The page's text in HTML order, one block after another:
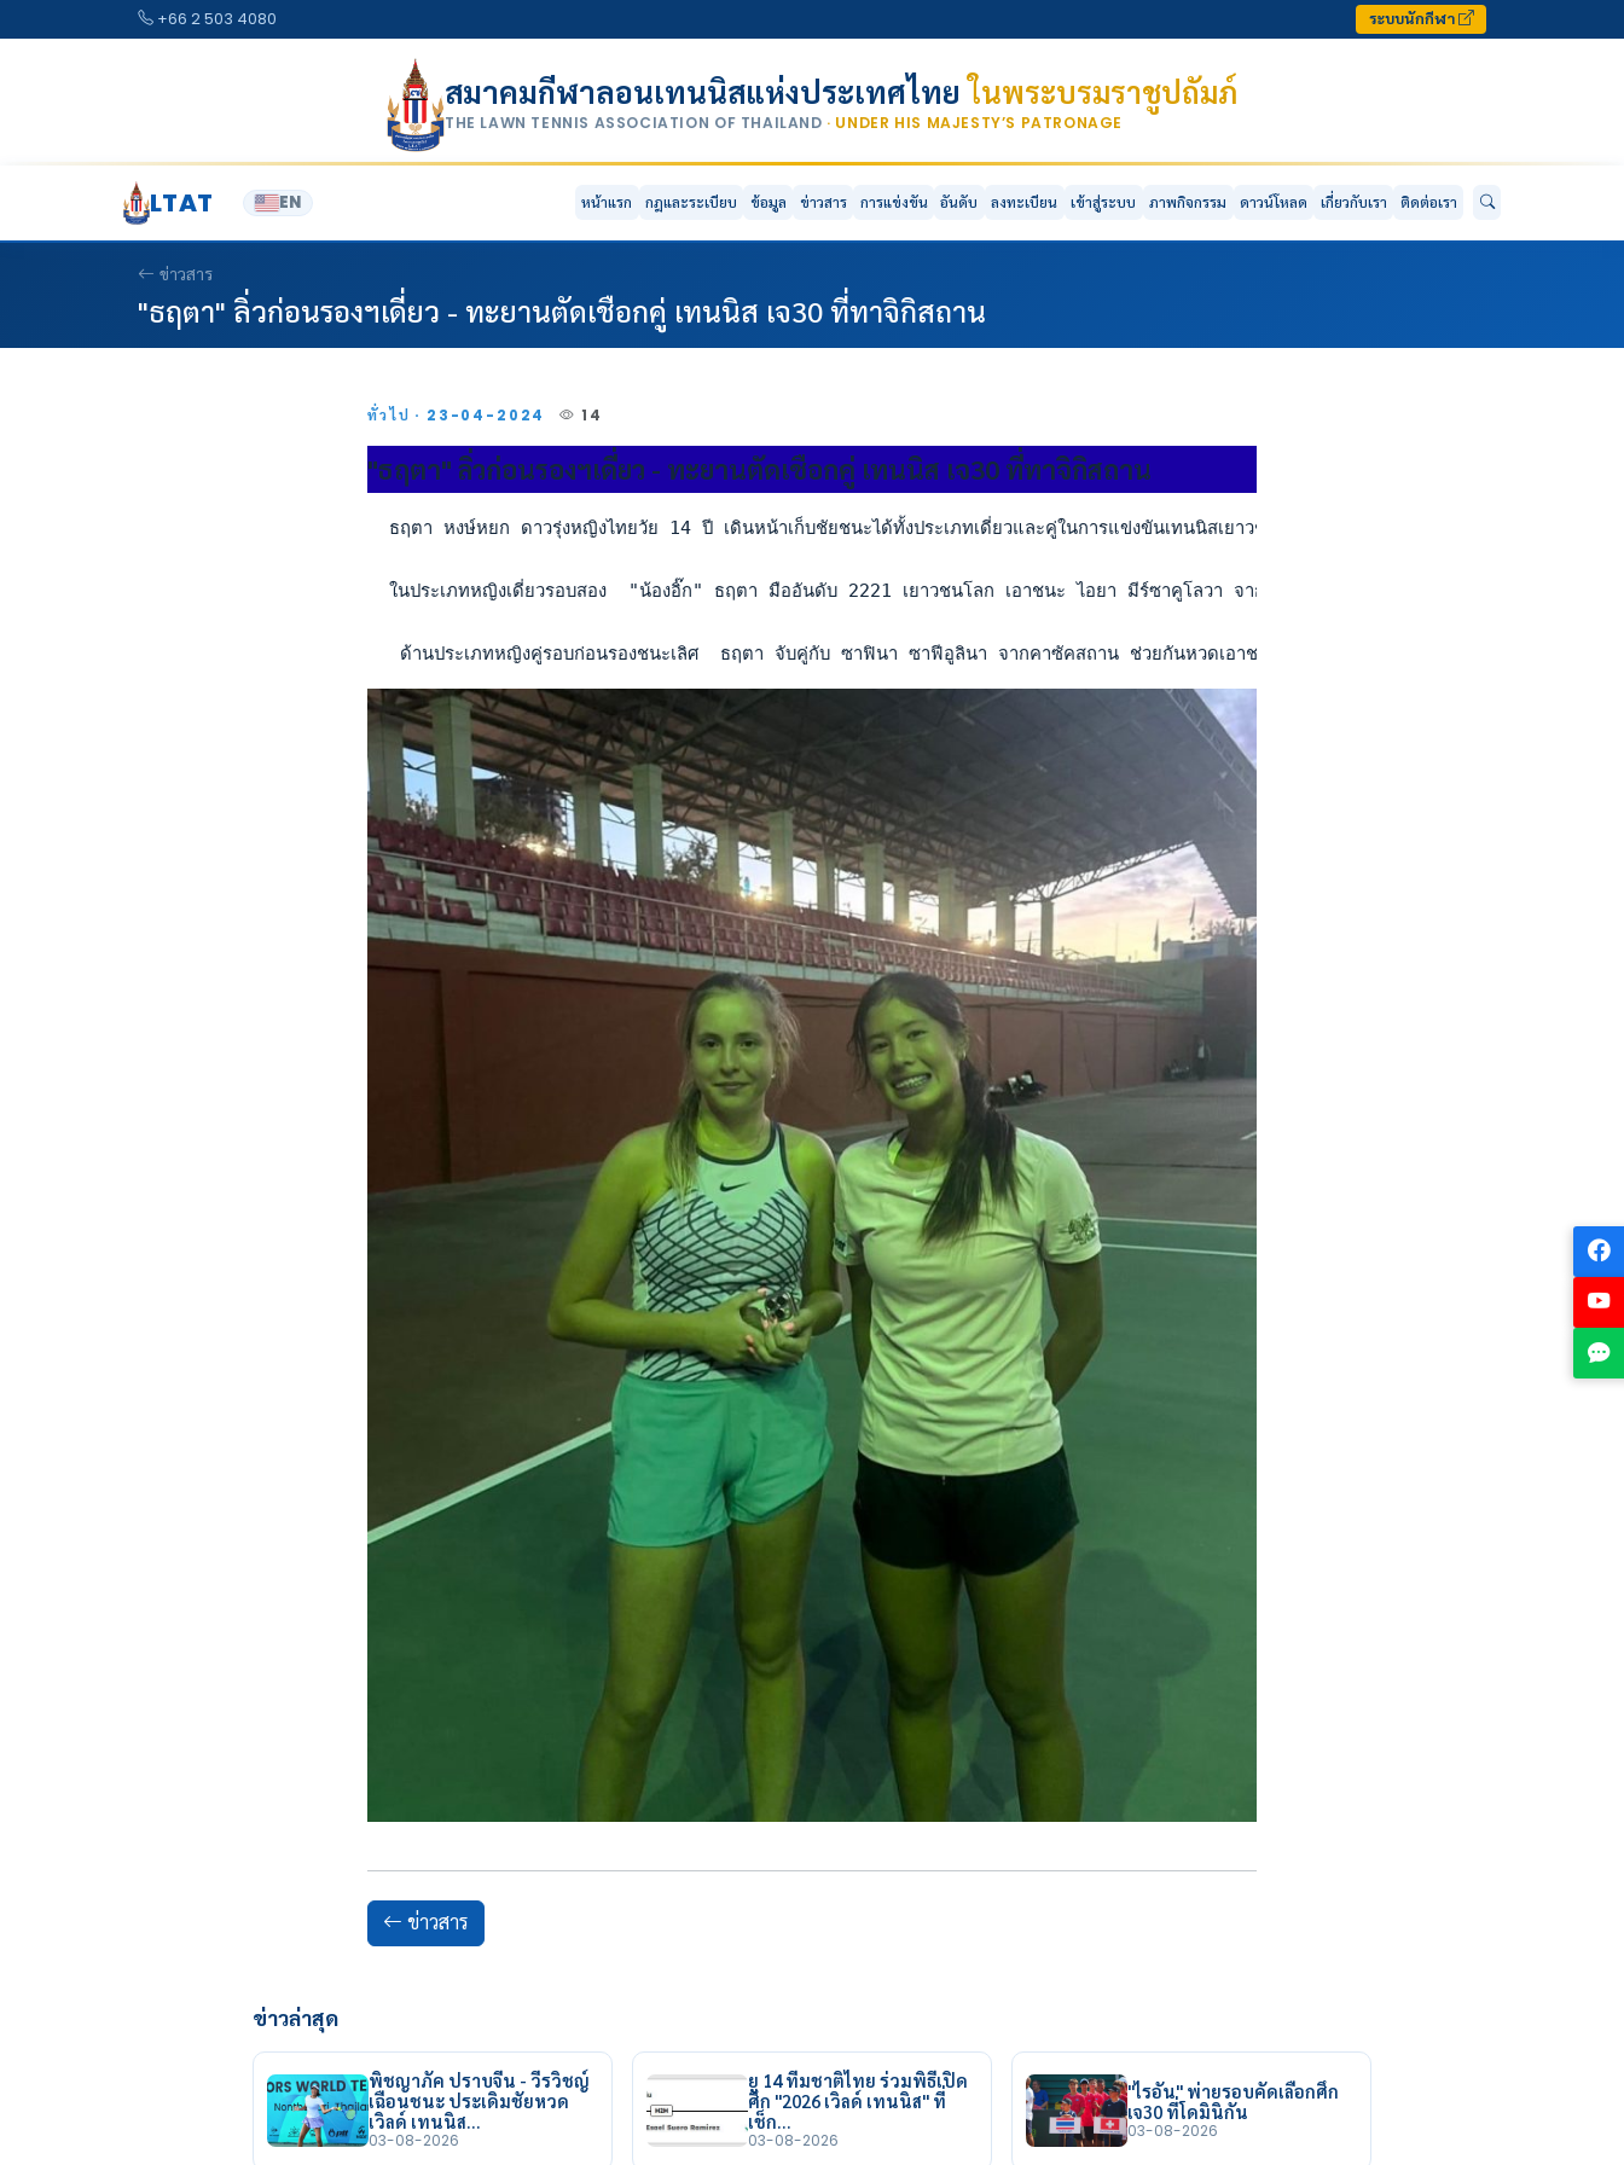
+66 2 503 4080 ระบบนักกีฬา
สมาคมกีฬาลอนเทนนิสแห่งประเทศไทยในพระบรมราชูปถัมภ์
THE LAWN TENNIS ASSOCIATION OF THAILAND · UNDER HIS MAJESTY’S PATRONAGE
LTAT EN หน้าแรก กฎและระเบียบ ข้อมูล ข่าวสาร การแข่งขัน อันดับ ลงทะเบียน เข้าสู่ระบบ ภาพกิจกรรม ดาวน์โหลด เกี่ยวกับเรา ติดต่อเรา
ข่าวสาร
"ธฤตา" ลิ่วก่อนรองฯเดี่ยว - ทะยานตัดเชือกคู่ เทนนิส เจ30 ที่ทาจิกิสถาน
ทั่วไป · 23-04-2024 14
"ธฤตา" ลิ่วก่อนรองฯเดี่ยว - ทะยานตัดเชือกคู่ เทนนิส เจ30 ที่ทาจิกิสถาน
ธฤตา หงษ์หยก ดาวรุ่งหญิงไทยวัย 14 ปี เดินหน้าเก็บชัยชนะได้ทั้งประเภทเดี่ยวและคู่ในการแข่งขันเทนนิสเยาวชน ไอทีเอฟ เวิลด์ เทนนิส จูเนียร์ ระดับ เ
ในประเภทหญิงเดี่ยวรอบสอง  "น้องอิ๊ก" ธฤตา มืออันดับ 2221 เยาวชนโลก เอาชนะ ไอยา มีร์ซาคูโลวา จากคาซัคสถาน มือวางอันดับ 2 ของรายการ
ด้านประเภทหญิงคู่รอบก่อนรองชนะเลิศ  ธฤตา จับคู่กับ ซาฟินา ซาฟีอูลินา จากคาซัคสถาน ช่วยกันหวดเอาชนะ อเดลา โบริโซวา และ วิตาลิน่า ตูทูลิน่
ข่าวสาร
ข่าวล่าสุด
พิชญาภัค ปราบจีน - วีรวิชญ์
เฉือนชนะ ประเดิมชัยหวด
เวิลด์ เทนนิส…
03-08-2026
ยู 14 ทีมชาติไทย ร่วมพิธีเปิด
ศึก "2026 เวิลด์ เทนนิส" ที่
เช็ก…
03-08-2026
"ไรอัน" พ่ายรอบคัดเลือกศึก
เจ30 ที่โดมินิกัน
03-08-2026